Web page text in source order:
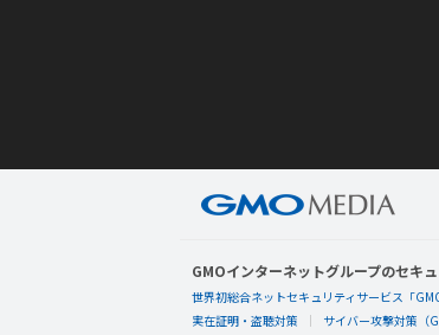
GMOインターネットグループのセキ
世界初総合ネットセキュリティサービス「
実在証明・盗聴対策
サイバー攻撃対策（